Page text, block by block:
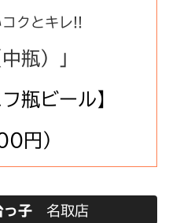
クとキレ!!
瓶）」
瓶ビール】
円）
っ子 名取店